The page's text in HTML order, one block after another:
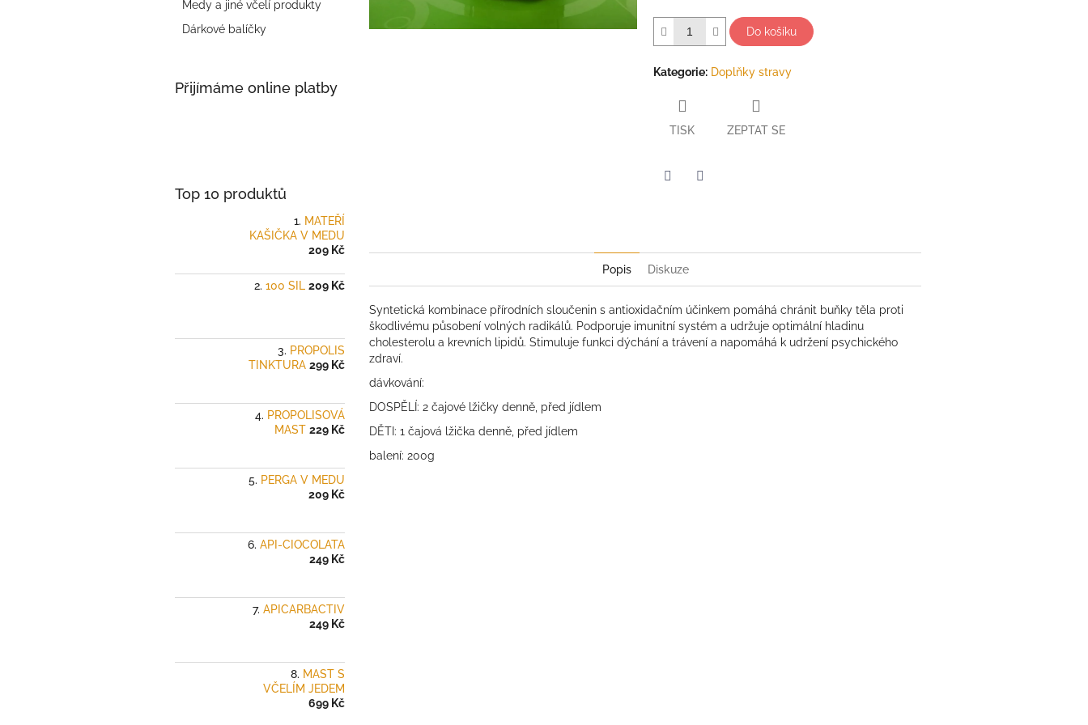
Medy a jiné včelí produkty
Dárkové balíčky
Přijímáme online platby
Top 10 produktů
MATEŘÍ
KAŠIČKA V MEDU
209 Kč
100 SIL 209 Kč
PROPOLIS
TINKTURA 299 Kč
PROPOLISOVÁ
MAST 229 Kč
PERGA V MEDU
209 Kč
API-CIOCOLATA
249 Kč
APICARBACTIV
249 Kč
MAST S
VČELÍM JEDEM
699 Kč
Do košíku
Kategorie: Doplňky stravy
TISK ZEPTAT SE
Popis Diskuze
Syntetická kombinace přírodních sloučenin s antioxidačním účinkem pomáhá chránit buňky těla proti
škodlivému působení volných radikálů. Podporuje imunitní systém a udržuje optimální hladinu
cholesterolu a krevních lipidů. Stimuluje funkci dýchání a trávení a napomáhá k udržení psychického
zdraví.
dávkování:
DOSPĚLÍ: 2 čajové lžičky denně, před jídlem
DĚTI: 1 čajová lžička denně, před jídlem
balení: 200g